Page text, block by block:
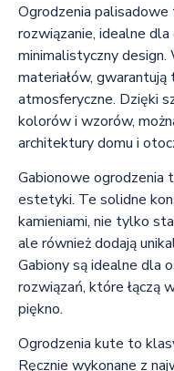
Ogrodzenia
rozwiązanie, idealne
minimalistyczny
materiałów, gwarantują
atmosferyczne. Dzięki
kolorów i wzorów,
architektury domu i
Gabionowe ogrodzenia
estetyki. Te solidne
kamieniami, nie tylko
ale również dodają
Gabiony są idealne dla
rozwiązań, które łączą
piękno.
Ogrodzenia kute to
Ręcznie wykonane z